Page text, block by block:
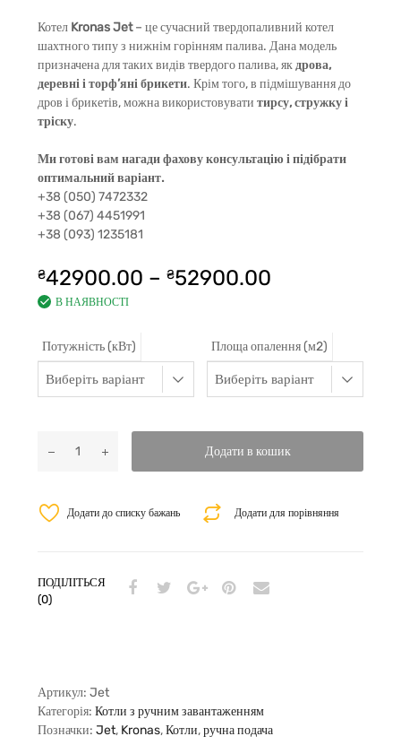
Котел Kronas Jet– це сучасний твердопаливний котел
шахтного типу з нижнім горінням палива. Дана модель
призначена для таких видів твердого палива, якдрова,
деревні і торф’яні брикети. Крім того, в підмішування до
дров і брикетів, можна використовувати тирсу, стружку і
тріску.
Ми готові вам нагади фахову консультацію і підібрати
оптимальний варіант.
+38 (050) 7472332
+38 (067) 4451991
+38 (093) 1235181
₴42900.00 – ₴52900.00
В НАЯВНОСТІ
Потужність (кВт) Площа опалення (м2)
Додати в кошик
Додати для порівняння
Додати до списку бажань
ПОДІЛІТЬСЯ
(0)
Артикул: Jet
Категорія: Котли з ручним завантаженням
Позначки: Jet, Kronas,Котли,ручна подача